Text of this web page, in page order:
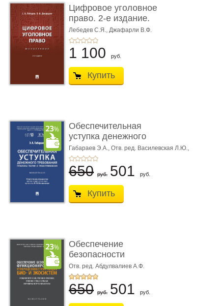
Цифровое уголовное
право. 2-е издание.
Монограф ...
Лебедев С.Я., Джафарли В.Ф.
1 100 руб.
Купить
Обеспечительная
уступка денежного
требования ...
Габараев Э.А., Отв. ред. Василевская Л.Ю.,
вступ. сл. Каретина М.Г.
650 руб. 501 руб.
Купить
Обеспечение
безопасности
функционирования уг
...
Отв. ред. Абдулвалиев А.Ф.
650 руб. 501 руб.